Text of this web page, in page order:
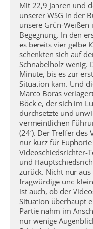
Mit 22,9 Jahren und
unserer WSG in der
unsere Grün-Weißen
Begegnung. In den
es bereits vier gelbe
schenkten sich auf
Schnabelholz wenig.
Minute, bis es zur
Situation kam. Und
Marco Boras
Böckle, der sich im
durchsetzte und
vermeintlichen
(24‘). Der Treffer
nur kurz für
Videoschiedsrichter-
und
zurück. Nicht nur aus
fragwürdige und
ist auch, ob der
Situation überhaupt
Partie nahm im
nur wenige